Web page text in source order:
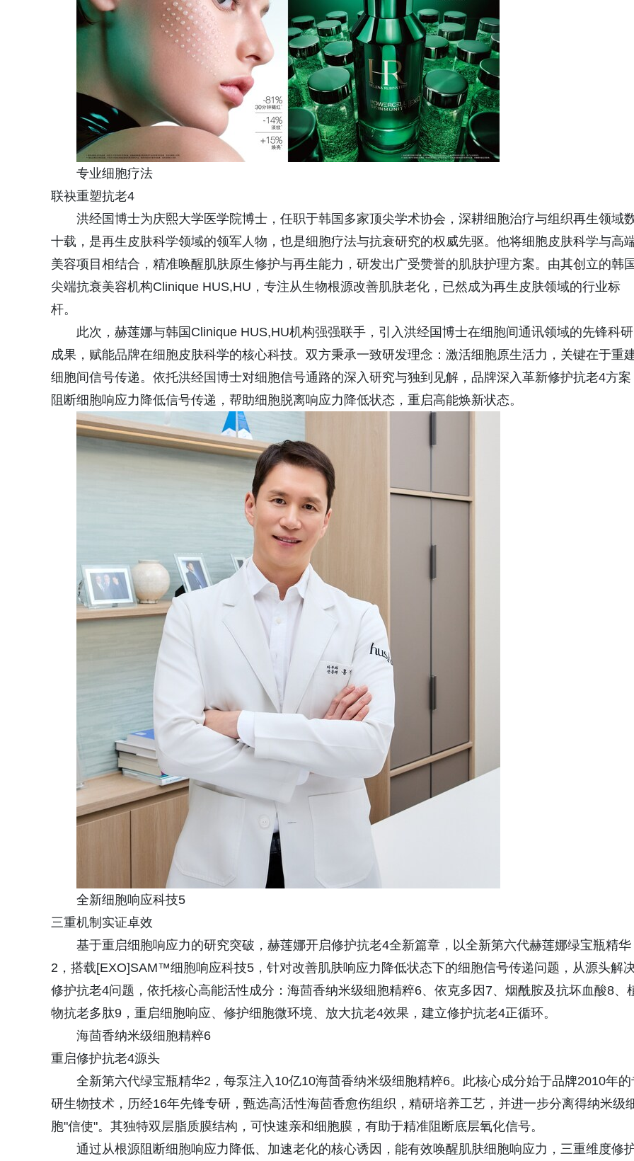
专业细胞疗法
联袂重塑抗老4
洪经国博士为庆熙大学医学院博士，任职于韩国多家顶尖学术协会，深耕细胞治疗与组织再生领域
十载，是再生皮肤科学领域的领军人物，也是细胞疗法与抗衰研究的权威先驱。他将细胞皮肤科学与高
美容项目相结合，精准唤醒肌肤原生修护与再生能力，研发出广受赞誉的肌肤护理方案。由其创立的韩
尖端抗衰美容机构Clinique HUS,HU，专注从生物根源改善肌肤老化，已然成为再生皮肤领域的行业标
杆。
此次，赫莲娜与韩国Clinique HUS,HU机构强强联手，引入洪经国博士在细胞间通讯领域的先锋科研
成果，赋能品牌在细胞皮肤科学的核心科技。双方秉承一致研发理念：激活细胞原生活力，关键在于重
细胞间信号传递。依托洪经国博士对细胞信号通路的深入研究与独到见解，品牌深入革新修护抗老4方案
阻断细胞响应力降低信号传递，帮助细胞脱离响应力降低状态，重启高能焕新状态。
全新细胞响应科技5
三重机制实证卓效
基于重启细胞响应力的研究突破，赫莲娜开启修护抗老4全新篇章，以全新第六代赫莲娜绿宝瓶精华
2，搭载[EXO]SAM™细胞响应科技5，针对改善肌肤响应力降低状态下的细胞信号传递问题，从源头解
修护抗老4问题，依托核心高能活性成分：海茴香纳米级细胞精粹6、依克多因7、烟酰胺及抗坏血酸8、
物抗老多肽9，重启细胞响应、修护细胞微环境、放大抗老4效果，建立修护抗老4正循环。
海茴香纳米级细胞精粹6
重启修护抗老4源头
全新第六代绿宝瓶精华‌2，每泵注入10亿10海茴香纳米级细胞精粹6。此核心成分始于品牌2010年的
研生物技术，历经16年先锋专研，甄选高活性海茴香愈伤组织，精研培养工艺，并进一步分离得纳米级
胞"信使"。其独特双层脂质膜结构，可快速亲和细胞膜，有助于精准阻断底层氧化信号。
通过从根源阻断细胞响应力降低、加速老化的核心诱因，能有效唤醒肌肤细胞响应力，三重维度修